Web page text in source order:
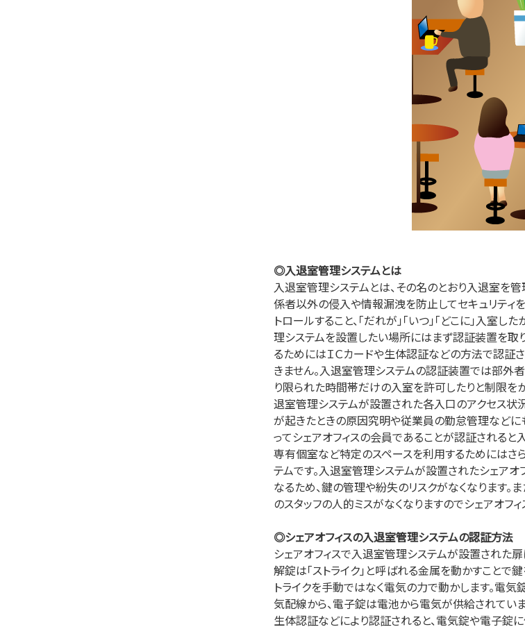
◎入退室管理システムとは
入退室管理システムとは、その名のとおり入退室を
係者以外の侵入や情報漏洩を防止してセキュリティ
トロールすること、「だれが」「いつ」「どこに」入
理システムを設置したい場所にはまず認証装置を取
るためにはＩＣカードや生体認証などの方法で認証
きません。入退室管理システムの認証装置では部外
り限られた時間帯だけの入室を許可したりと制限を
退室管理システムが設置された各入口のアクセス状
が起きたときの原因究明や従業員の勤怠管理などに
ってシェアオフィスの会員であることが認証される
専有個室など特定のスペースを利用するためにはさ
テムです。入退室管理システムが設置されたシェア
なるため、鍵の管理や紛失のリスクがなくなります
のスタッフの人的ミスがなくなりますのでシェアオフ
◎シェアオフィスの入退室管理システムの認証方法
シェアオフィスで入退室管理システムが設置された
解錠は「ストライク」と呼ばれる金属を動かすこと
トライクを手動ではなく電気の力で動かします。電
気配線から、電子錠は電池から電気が供給されていま
生体認証などにより認証されると、電気錠や電子錠